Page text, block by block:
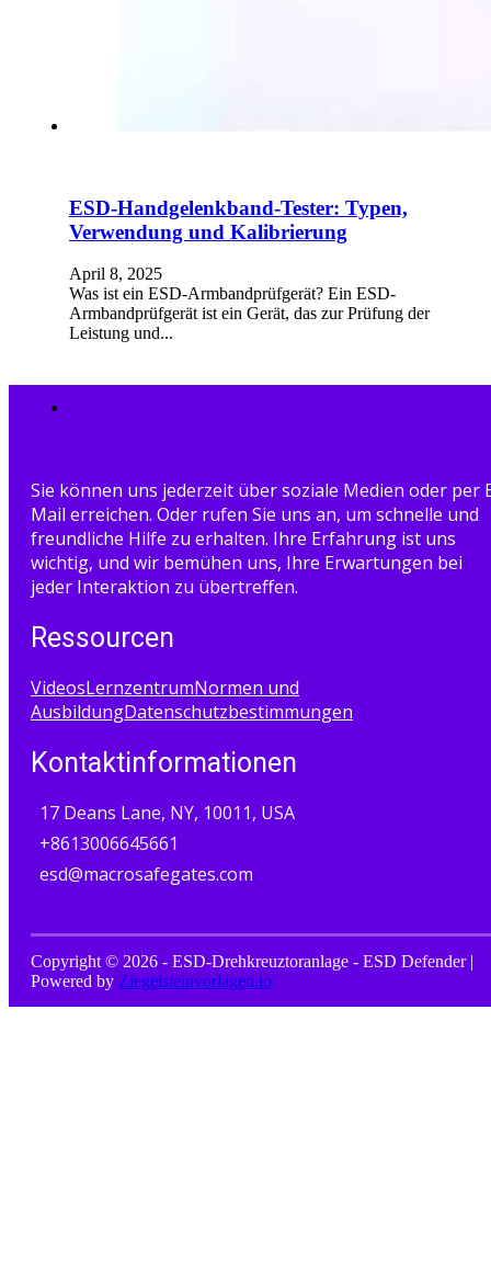
ESD-Handgelenkband-Tester: Typen,
Verwendung und Kalibrierung
April 8, 2025
Was ist ein ESD-Armbandprüfgerät? Ein ESD-
Armbandprüfgerät ist ein Gerät, das zur Prüfung der
Leistung und...
Sie können uns jederzeit über soziale Medien oder per
Mail erreichen. Oder rufen Sie uns an, um schnelle und
freundliche Hilfe zu erhalten. Ihre Erfahrung ist uns
wichtig, und wir bemühen uns, Ihre Erwartungen bei
jeder Interaktion zu übertreffen.
Ressourcen
VideosLernzentrumNormen und
AusbildungDatenschutzbestimmungen
Kontaktinformationen
17 Deans Lane, NY, 10011, USA
+8613006645661
esd@macrosafegates.com
Copyright © 2026 - ESD-Drehkreuztoranlage - ESD Defender |
Powered by Ziegelsteinvorlagen.io